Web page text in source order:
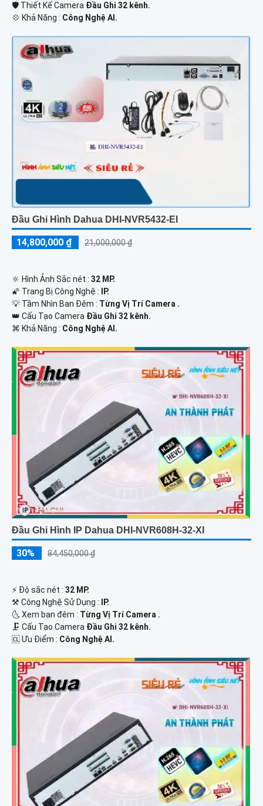
🛡 Thiết Kế Camera Đầu Ghi 32 kênh.
️💠 Khả Năng : Công Nghệ AI.
Đầu Ghi Hình Dahua DHI-NVR5432-EI
14,800,000 ₫ 21,000,000 ₫
🔆 Hình Ảnh Sắc nét : 32 MP.
🌠 Trang Bị Công Nghệ :
IP.
💡 Tầm Nhìn Ban Đêm : Từng Vị Trí Camera .
👑 Cấu Tạo Camera Đầu Ghi 32 kênh.
️⌘ Khả Năng : Công Nghệ AI.
Đầu Ghi Hình IP Dahua DHI-NVR608H-32-XI
30% 84,450,000 ₫
️⚡ Độ sắc nét : 32 MP.
⚒ Công Nghệ Sử Dụng :
IP.
🌜 Xem ban đêm : Từng Vị Trí Camera .
🗜️ Cấu Tạo Camera Đầu Ghi 32 kênh.
️🆑 Ưu Điểm : Công Nghệ AI.